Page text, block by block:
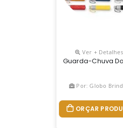
Ver + Detalhes
Guarda-Chuva
Por: Globo
ORÇAR